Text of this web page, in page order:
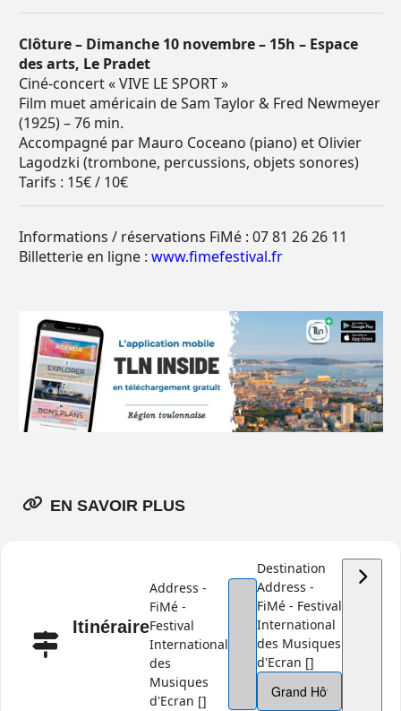
Clôture – Dimanche 10 novembre – 15h – Espace
des arts, Le Pradet
Ciné-concert « VIVE LE SPORT »
Film muet américain de Sam Taylor & Fred Newmeyer
(1925) – 76 min.
Accompagné par Mauro Coceano (piano) et Olivier
Lagodzki (trombone, percussions, objets sonores)
Tarifs : 15€ / 10€
Informations / réservations FiMé : 07 81 26 26 11
Billetterie en ligne : www.fimefestival.fr
EN SAVOIR PLUS
Itinéraire
Address -
FiMé -
Festival
International
des
Musiques
d'Ecran []
Destination
Address -
FiMé - Festival
International
des Musiques
d'Ecran []